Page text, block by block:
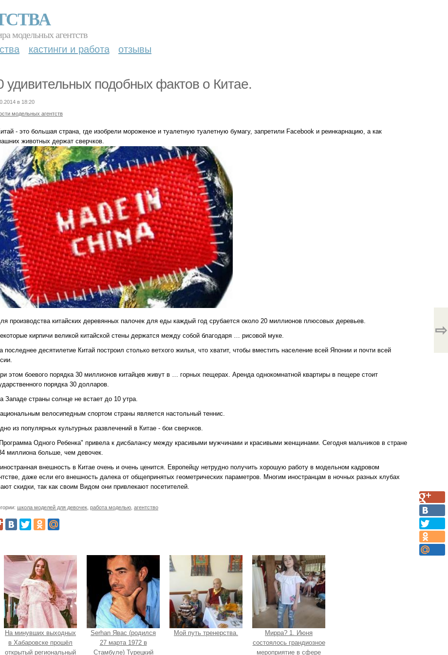
модельных агентств
кастинги и работа отзывы
удивительных подобных фактов о Китае.
в 18:20
модельных агентств
- это большая страна, где изобрели мороженое и туалетную туалетную бумагу, запретили Facebook и реинкарнацию, а как
животных держат сверчков.
производства китайских деревянных палочек для еды каждый год срубается около 20 миллионов плюсовых деревьев.
кирпичи великой китайской стены держатся между собой благодаря … рисовой муке.
последнее десятилетие Китай построил столько ветхого жилья, что хватит, чтобы вместить население всей Японии и почти всей
этом боевого порядка 30 миллионов китайцев живут в … горных пещерах. Аренда однокомнатной квартиры в пещере стоит
порядка 30 долларов.
Западе страны солнце не встает до 10 утра.
велосипедным спортом страны является настольный теннис.
из популярных культурных развлечений в Китае - бои сверчков.
Одного Ребенка" привела к дисбалансу между красивыми мужчинами и красивыми женщинами. Сегодня мальчиков в стране
миллиона больше, чем девочек.
внешность в Китае очень и очень ценится. Европейцу нетрудно получить хорошую работу в модельном кадровом
даже если его внешность далека от общепринятых геометрических параметров. Многим иностранцам в ночных разных клубах
скидки, так как своим Видом они привлекают посетителей.
школа моделей для девочек работа моделью агентство
⇨
На минувших выходных
в Хабаровске прошёл
открытый региональный
Serhan Явас (родился
27 марта 1972 в
Стамбуле) Турецкий
Мой путь тренерства.
Мирра? 1. Июня
состоялось грандиозное
мероприятие в сфере